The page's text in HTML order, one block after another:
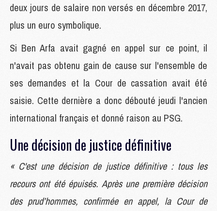
deux jours de salaire non versés en décembre 2017,
plus un euro symbolique.
Si Ben Arfa avait gagné en appel sur ce point, il
n'avait pas obtenu gain de cause sur l'ensemble de
ses demandes et la Cour de cassation avait été
saisie. Cette dernière a donc débouté jeudi l'ancien
international français et donné raison au PSG.
Une décision de justice définitive
« C'est une décision de justice définitive : tous les
recours ont été épuisés. Après une première décision
des prud’hommes, confirmée en appel, la Cour de